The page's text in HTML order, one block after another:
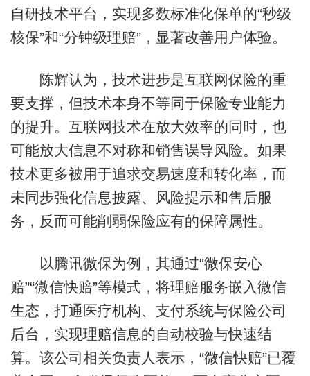
自研技术平台，实现多数标准化保单的“秒级
核保”和“分钟级理赔”，显著改善用户体验。
陈辉认为，技术进步是互联网保险的重
要支撑，但技术本身不等同于保险专业能力
的提升。互联网技术在放大效率的同时，也
可能放大信息不对称和销售误导风险。如果
技术更多被用于追求交易速度和转化率，而
未同步强化信息披露、风险提示和售后服
务，反而可能削弱保险应有的保障属性。
以腾讯微保为例，其通过“微保安心
赔”“微信快赔”等模式，将理赔服务嵌入微信
生态，打通医疗机构、支付系统与保险公司
后台，实现理赔信息的自动校验与快速结
算。该公司相关负责人表示，“微信快赔”已覆